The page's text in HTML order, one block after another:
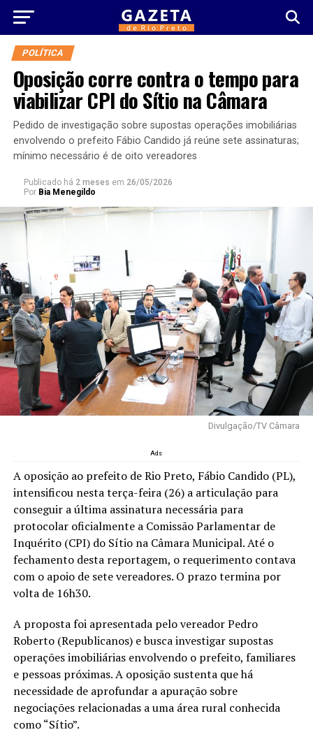
POLÍTICA
Oposição corre contra o tempo para
viabilizar CPI do Sítio na Câmara
Pedido de investigação sobre supostas operações imobiliárias
envolvendo o prefeito Fábio Candido já reúne sete assinaturas;
mínimo necessário é de oito vereadores
Publicado há 2 meses em 26/05/2026
Por Bia Menegildo
Divulgação/TV Câmara
Ads
A oposição ao prefeito de Rio Preto, Fábio Candido (PL),
intensificou nesta terça-feira (26) a articulação para
conseguir a última assinatura necessária para
protocolar oficialmente a Comissão Parlamentar de
Inquérito (CPI) do Sítio na Câmara Municipal. Até o
fechamento desta reportagem, o requerimento contava
com o apoio de sete vereadores. O prazo termina por
volta de 16h30.
A proposta foi apresentada pelo vereador Pedro
Roberto (Republicanos) e busca investigar supostas
operações imobiliárias envolvendo o prefeito, familiares
e pessoas próximas. A oposição sustenta que há
necessidade de aprofundar a apuração sobre
negociações relacionadas a uma área rural conhecida
como “Sítio”.